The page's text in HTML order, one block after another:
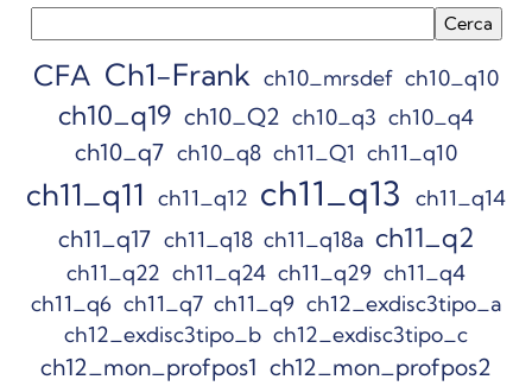
CFA Ch1-Frank ch10_mrsdef ch10_q10
ch10_q19 ch10_Q2 ch10_q3 ch10_q4
ch10_q7 ch10_q8 ch11_Q1 ch11_q10
ch11_q11 ch11_q12 ch11_q13 ch11_q14
ch11_q17 ch11_q18 ch11_q18a ch11_q2
ch11_q22 ch11_q24 ch11_q29 ch11_q4
ch11_q6 ch11_q7 ch11_q9 ch12_exdisc3tipo_a
ch12_exdisc3tipo_b ch12_exdisc3tipo_c
ch12_mon_profpos1 ch12_mon_profpos2